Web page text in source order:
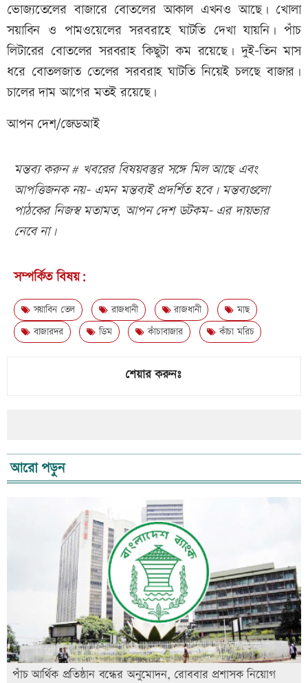
ভোজ্যতেলের বাজারে বোতলের আকাল এখনও আছে। খোলা
সয়াবিন ও পামওয়েলের সরবরাহে ঘাটতি দেখা যায়নি। পাঁচ
লিটারের বোতলের সরবরাহ কিছুটা কম রয়েছে। দুই-তিন মাস
ধরে বোতলজাত তেলের সরবরাহ ঘাটতি নিয়েই চলছে বাজার।
চালের দাম আগের মতই রয়েছে।
আপন দেশ/জেডআই
মন্তব্য করুন # খবরের বিষয়বস্তুর সঙ্গে মিল আছে এবং
আপত্তিজনক নয়- এমন মন্তব্যই প্রদর্শিত হবে। মন্তব্যগুলো
পাঠকের নিজস্ব মতামত, আপন দেশ ডটকম- এর দায়ভার
নেবে না।
সম্পর্কিত বিষয়:
সয়াবিন তেল রাজধানী রাজধানী
মাছ
বাজারদর
ডিম কাঁচাবাজার কাঁচা মরিচ
শেয়ার করুনঃ
আরো পড়ুন
পাঁচ আর্থিক প্রতিষ্ঠান বন্ধের অনুমোদন, রোববার প্রশাসক নিয়োগ